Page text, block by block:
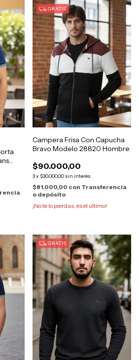
GRATIS
Campera Frisa Con Capucha
Bravo Modelo 28820 Hombre
$90.000,00
3x $30.000,00 sin interés
$81.000,00 con Transferencia
o depósito
¡No te lo pierdas, es el último!
GRATIS